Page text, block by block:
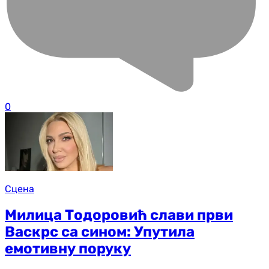
0
Сцена
Милица Тодоровић слави први
Васкрс са сином: Упутила
емотивну поруку